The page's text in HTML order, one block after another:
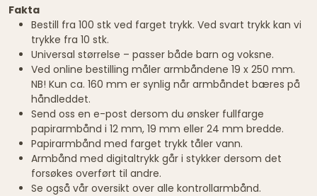
Fakta
Bestill fra 100 stk ved farget trykk. Ved svart trykk kan vi
trykke fra 10 stk.
Universal størrelse – passer både barn og voksne.
Ved online bestilling måler armbåndene 19 x 250 mm.
NB! Kun ca. 160 mm er synlig når armbåndet bæres på
håndleddet.
Send oss en e-post dersom du ønsker fullfarge
papirarmbånd i 12 mm, 19 mm eller 24 mm bredde.
Papirarmbånd med farget trykk tåler vann.
Armbånd med digitaltrykk går i stykker dersom det
forsøkes overført til andre.
Se også vår oversikt over alle kontrollarmbånd.